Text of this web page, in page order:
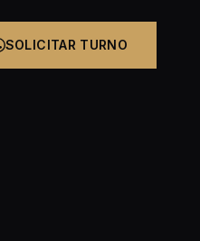
SOLICITAR TURNO